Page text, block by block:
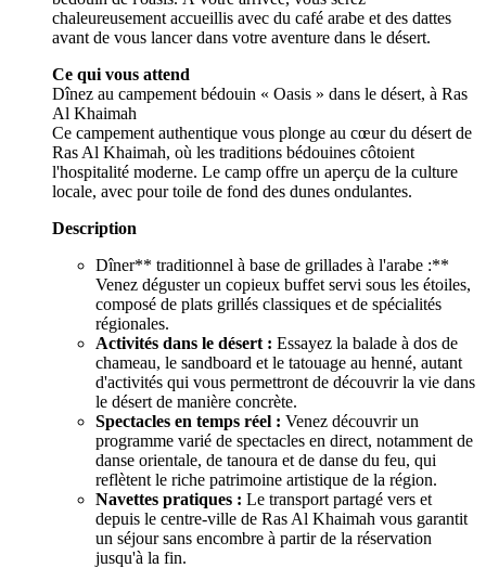
chaleureusement accueillis avec du café arabe et des dattes
avant de vous lancer dans votre aventure dans le désert.
Ce qui vous attend
Dînez au campement bédouin « Oasis » dans le désert, à Ras
Al Khaimah
Ce campement authentique vous plonge au cœur du désert de
Ras Al Khaimah, où les traditions bédouines côtoient
l'hospitalité moderne. Le camp offre un aperçu de la culture
locale, avec pour toile de fond des dunes ondulantes.
Description
Dîner** traditionnel à base de grillades à l'arabe :**
Venez déguster un copieux buffet servi sous les étoiles,
composé de plats grillés classiques et de spécialités
régionales.
Activités dans le désert : Essayez la balade à dos de
chameau, le sandboard et le tatouage au henné, autant
d'activités qui vous permettront de découvrir la vie dans
le désert de manière concrète.
Spectacles en temps réel : Venez découvrir un
programme varié de spectacles en direct, notamment de
danse orientale, de tanoura et de danse du feu, qui
reflètent le riche patrimoine artistique de la région.
Navettes pratiques : Le transport partagé vers et
depuis le centre-ville de Ras Al Khaimah vous garantit
un séjour sans encombre à partir de la réservation
jusqu'à la fin.